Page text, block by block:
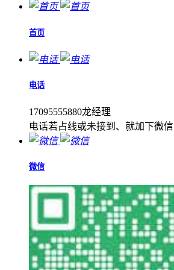
首页
电话
17095555880龙经理
电话若占线或未接到、就加下微信
微信